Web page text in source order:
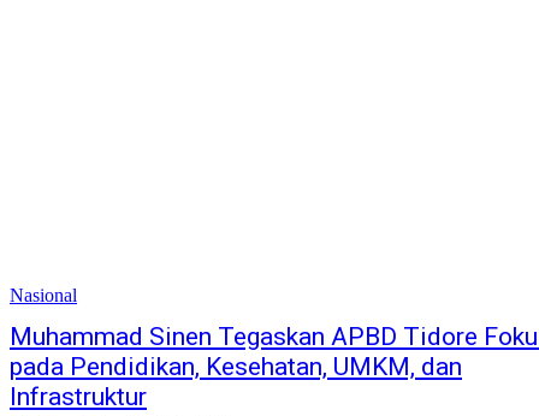
Nasional
Muhammad Sinen Tegaskan APBD Tidore
pada Pendidikan, Kesehatan, UMKM, dan
Infrastruktur